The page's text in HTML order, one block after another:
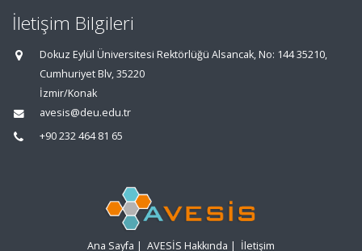
İletişim Bilgileri
Dokuz Eylül Üniversitesi Rektörlüğü Alsancak, No: 144 35210,
Cumhuriyet Blv, 35220
İzmir/Konak
avesis@deu.edu.tr
+90 232 464 81 65
Ana Sayfa | AVESİS Hakkında | İletişim